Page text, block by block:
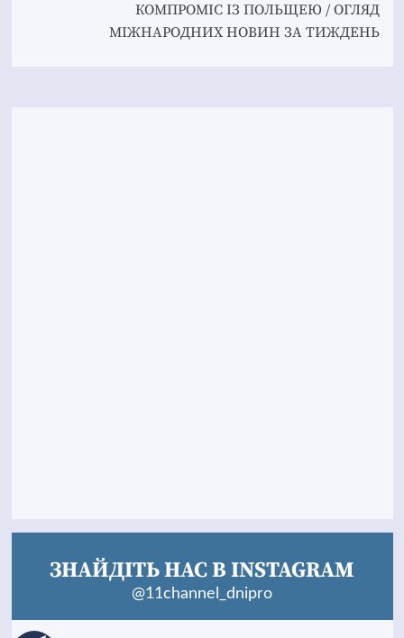
КОМПРОМІС ІЗ ПОЛЬЩЕЮ / ОГЛЯД
МІЖНАРОДНИХ НОВИН ЗА ТИЖДЕНЬ
ЗНАЙДІТЬ НАС В INSTAGRAM
@11channel_dnipro